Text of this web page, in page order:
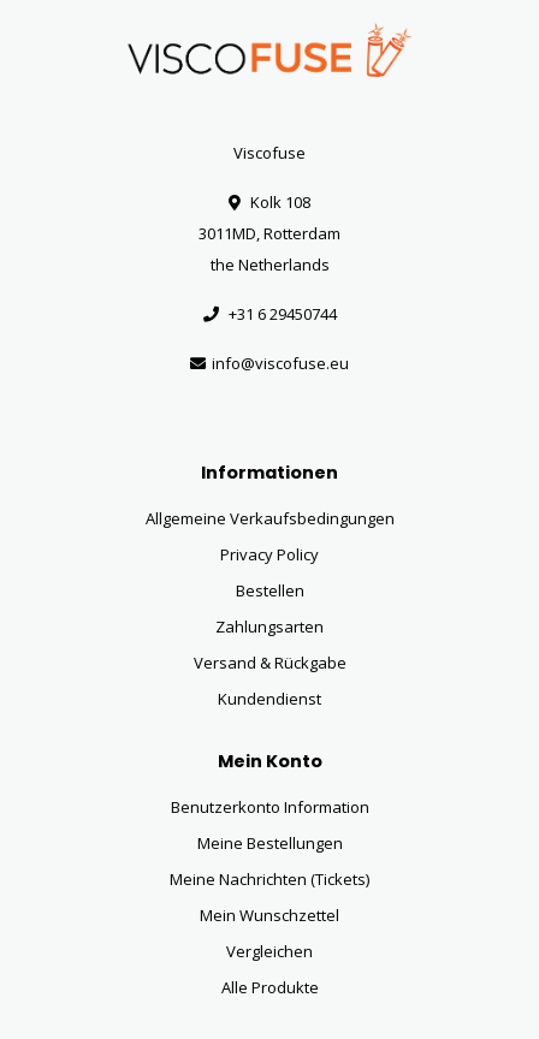
Viscofuse
Kolk 108
3011MD, Rotterdam
the Netherlands
+31 6 29450744
info@viscofuse.eu
Informationen
Allgemeine Verkaufsbedingungen
Privacy Policy
Bestellen
Zahlungsarten
Versand & Rückgabe
Kundendienst
Mein Konto
Benutzerkonto Information
Meine Bestellungen
Meine Nachrichten (Tickets)
Mein Wunschzettel
Vergleichen
Alle Produkte